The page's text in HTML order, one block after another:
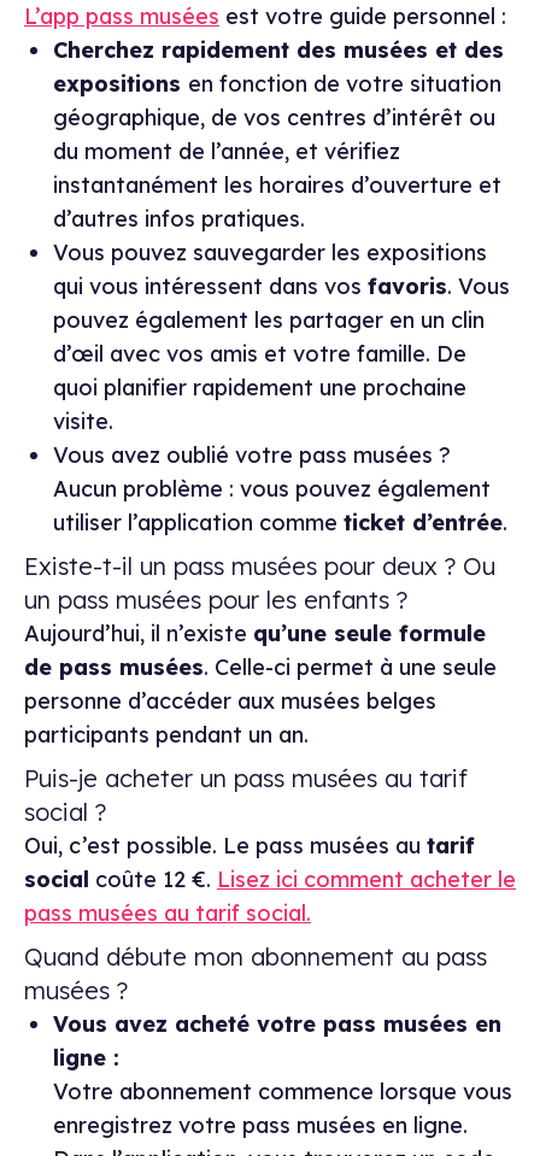
L’app pass musées est votre guide personnel :
Cherchez rapidement des musées et des
expositions en fonction de votre situation
géographique, de vos centres d’intérêt ou
du moment de l’année, et vérifiez
instantanément les horaires d’ouverture et
d’autres infos pratiques.
Vous pouvez sauvegarder les expositions
qui vous intéressent dans vos favoris. Vous
pouvez également les partager en un clin
d’œil avec vos amis et votre famille. De
quoi planifier rapidement une prochaine
visite.
Vous avez oublié votre pass musées ?
Aucun problème : vous pouvez également
utiliser l’application comme ticket d’entrée.
Existe-t-il un pass musées pour deux ? Ou
un pass musées pour les enfants ?
Aujourd’hui, il n’existe qu’une seule formule
de pass musées. Celle-ci permet à une seule
personne d’accéder aux musées belges
participants pendant un an.
Puis-je acheter un pass musées au tarif
social ?
Oui, c’est possible. Le pass musées au tarif
social coûte 12 €. Lisez ici comment acheter le
pass musées au tarif social.
Quand débute mon abonnement au pass
musées ?
Vous avez acheté votre pass musées en
ligne :
Votre abonnement commence lorsque vous
enregistrez votre pass musées en ligne.